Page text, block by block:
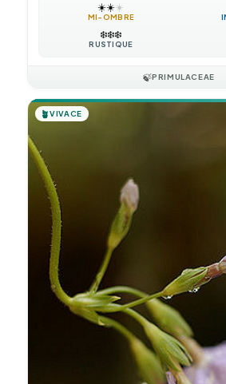
☀️☀️☀️
MI-OMBRE
❄️❄️❄️
RUSTIQUE
🍃PRIMULACEAE
🪴VIVACE